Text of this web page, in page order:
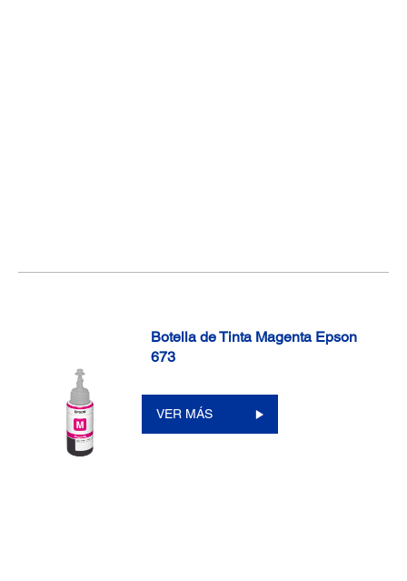
Botella de Tinta Magenta Epson
673
VER MÁS